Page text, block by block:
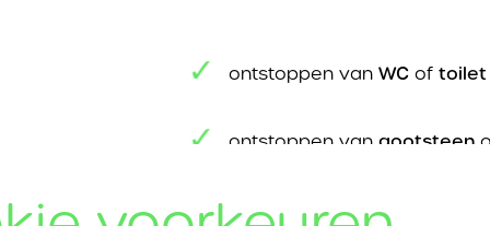
ontstoppen van WC of toilet
ontstoppen van gootsteen
ontstoppen vanafwasbak,